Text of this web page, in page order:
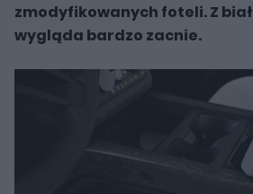
zmodyfikowanych foteli. Z
wygląda bardzo zacnie.